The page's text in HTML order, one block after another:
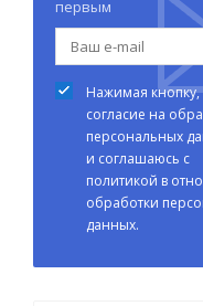
первым
Нажимая
согласие на
персональных
и соглашаюсь с
политикой в
обработки
данных.